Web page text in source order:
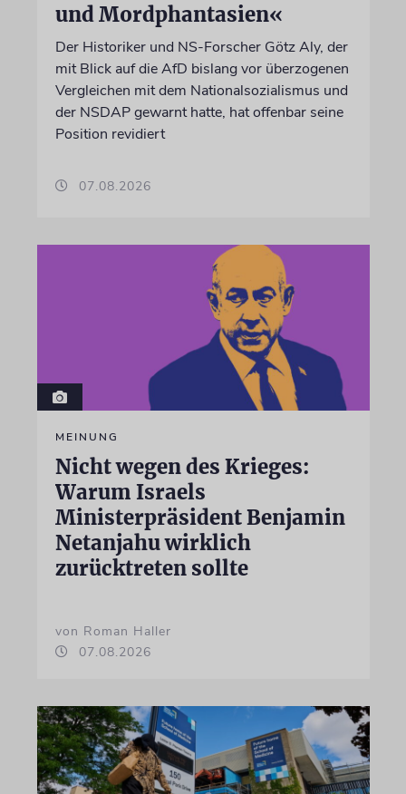
und Mordphantasien«
Der Historiker und NS-Forscher Götz Aly, der
mit Blick auf die AfD bislang vor überzogenen
Vergleichen mit dem Nationalsozialismus und
der NSDAP gewarnt hatte, hat offenbar seine
Position revidiert
07.08.2026
MEINUNG
Nicht wegen des Krieges:
Warum Israels
Ministerpräsident Benjamin
Netanjahu wirklich
zurücktreten sollte
von Roman Haller
07.08.2026